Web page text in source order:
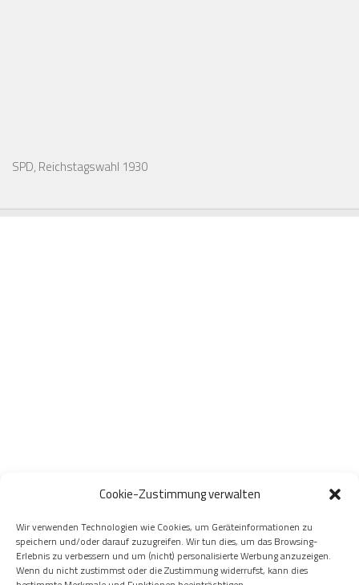
Cookie-Zustimmung verwalten
Wir verwenden Technologien wie Cookies, um Geräteinformationen zu
speichern und/oder darauf zuzugreifen. Wir tun dies, um das Browsing-
Erlebnis zu verbessern und um (nicht) personalisierte Werbung anzuzeigen.
Wenn du nicht zustimmst oder die Zustimmung widerrufst, kann dies
SPD, Reichstagswahl 1930